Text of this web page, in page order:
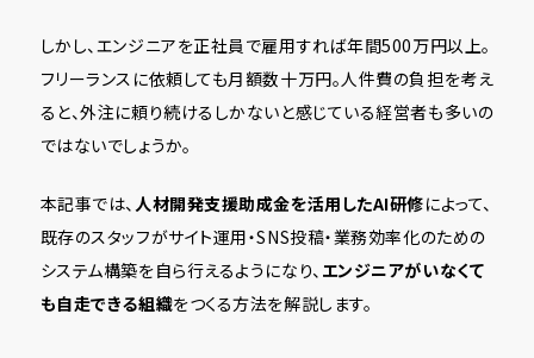
しかし、エンジニアを正社員で雇用すれば年間500万円以上。
フリーランスに依頼しても月額数十万円。人件費の負担を考え
ると、外注に頼り続けるしかないと感じている経営者も多いの
ではないでしょうか。
本記事では、人材開発支援助成金を活用したAI研修によって、
既存のスタッフがサイト運用・SNS投稿・業務効率化のための
システム構築を自ら行えるようになり、 エンジニアがいなくて
も自走できる組織をつくる方法を解説します。